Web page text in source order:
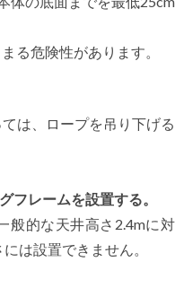
る危険性があります。
は、ロープを吊り下げる
フレームを設置する。
般的な天井高さ2.4mに対
は設置できません。